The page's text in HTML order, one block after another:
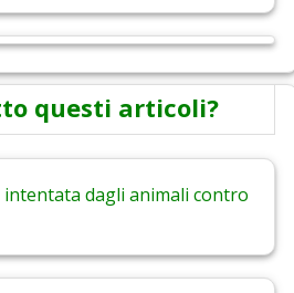
questi articoli?
intentata dagli animali contro